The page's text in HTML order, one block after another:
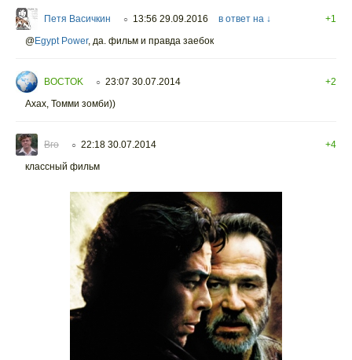
Петя Васичкин ○ 13:56 29.09.2016 в ответ на ↓
+1
@Egypt Power, да. фильм и правда заебок
BOCTOK ○ 23:07 30.07.2014
+2
Ахах, Томми зомби))
Вго ○ 22:18 30.07.2014
+4
классный фильм